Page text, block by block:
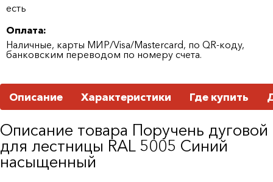
есть
Оплата:
Наличные, карты МИР/Visa/Mastercard, по QR-коду,
банковским переводом по номеру счета.
Описание Характеристики Где купить
Описание товара Поручень дуговой
для лестницы RAL 5005 Синий
насыщенный